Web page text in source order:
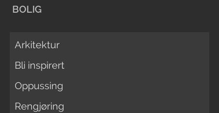
BOLIG
Arkitektur
Bli inspirert
Oppussing
Rengjøring